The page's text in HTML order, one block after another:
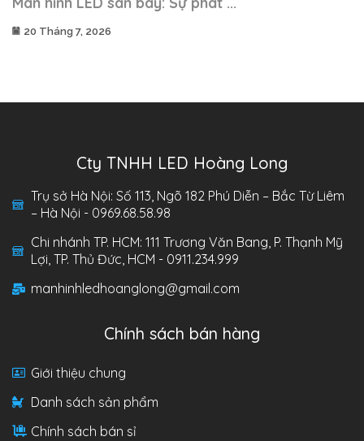
20 Tháng 7, 2026
Cty TNHH LED Hoàng Long
Trụ sở Hà Nội: Số 113, Ngõ 182 Phú Diễn – Bắc Từ Liêm
– Hà Nội - 0969.68.58.98
Chi nhánh TP. HCM: 111 Trương Văn Bang, P. Thạnh Mỹ
Lợi, TP. Thủ Đức, HCM - 0911.234.999
manhinhledhoanglong@gmail.com
Chính sách bán hàng
Giới thiệu chung
Danh sách sản phẩm
Chính sách bán sỉ